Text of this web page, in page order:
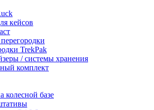
кейсов
TrekPak
/ системы хранения
комплект
колесной базе